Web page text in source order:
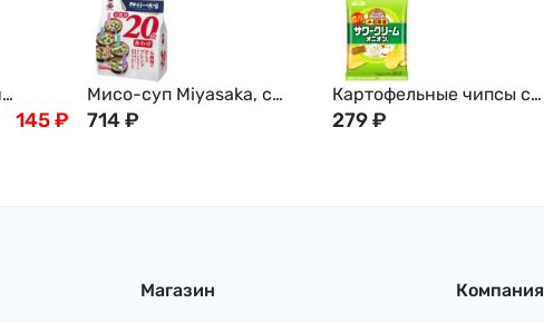
чай
145₽
Мисо-суп Miyasaka, с
белой пастой, ассорти, 20
714₽
Картофельные чипсы с
репчатым луком и
279₽
Магазин Компания